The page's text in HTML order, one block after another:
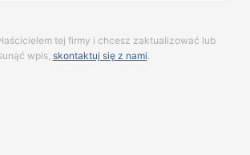
tej firmy i chcesz zaktualizować lub
wpis, skontaktuj się z nami.